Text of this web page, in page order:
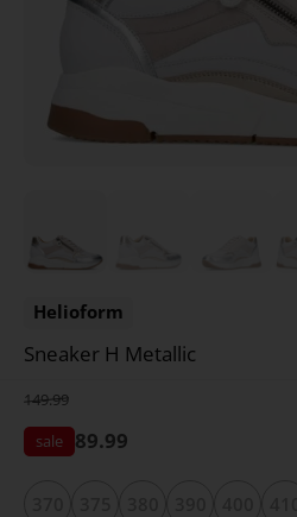
Helioform
Sneaker H Metallic
149.99
89.99